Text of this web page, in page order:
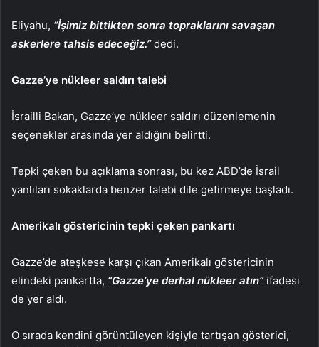
Eliyahu, “İşimiz bittikten sonra topraklarını savaşan
askerlere tahsis edeceğiz.”dedi.
Gazze’ye nükleer saldırı talebi
İsrailli Bakan, Gazze’ye nükleer saldırı düzenlemenin
seçenekler arasında yer aldığını belirtti.
Tepki çeken bu açıklama sonrası, bu kez ABD’de İsrail
yanlıları sokaklarda benzer talebi dile getirmeye başladı.
Amerikalı göstericinin tepki çeken pankartı
Gazze’de ateşkese karşı çıkan Amerikalı göstericinin
elindeki pankartta, “Gazze’ye derhal nükleer atın”ifadesi
de yer aldı.
O sırada kendini görüntüleyen kişiyle tartışan gösterici,